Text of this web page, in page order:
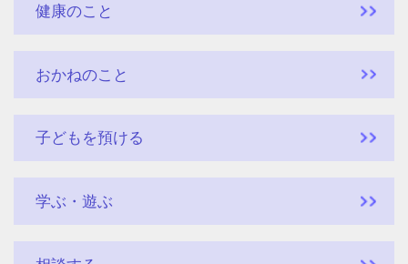
健康のこと
おかねのこと
子どもを預ける
学ぶ・遊ぶ